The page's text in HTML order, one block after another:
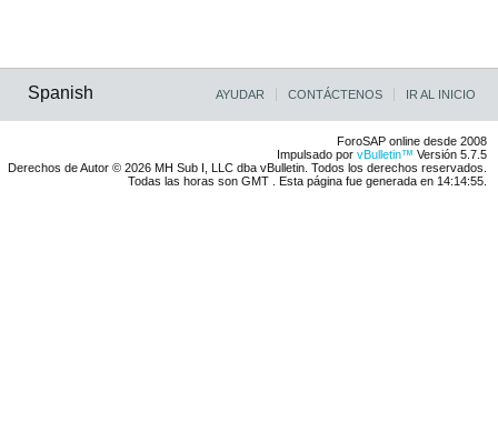
Spanish AYUDAR CONTÁCTENOS IR AL INICIO
ForoSAP online desde 2008
Impulsado por vBulletin™ Versión 5.7.5
Derechos de Autor © 2026 MH Sub I, LLC dba vBulletin. Todos los derechos reservados.
Todas las horas son GMT . Esta página fue generada en 14:14:55.